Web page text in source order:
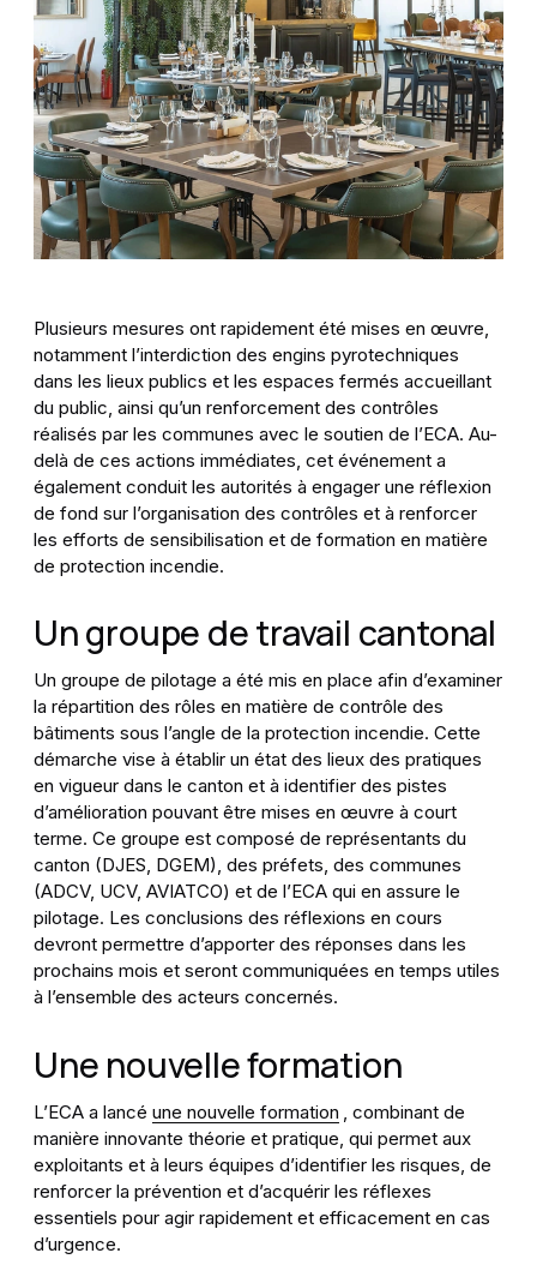
Plusieurs mesures ont rapidement été mises en œuvre,
notamment l’interdiction des engins pyrotechniques
dans les lieux publics et les espaces fermés accueillant
du public, ainsi qu’un renforcement des contrôles
réalisés par les communes avec le soutien de l’ECA. Au-
delà de ces actions immédiates, cet événement a
également conduit les autorités à engager une réflexion
de fond sur l’organisation des contrôles et à renforcer
les efforts de sensibilisation et de formation en matière
de protection incendie.
Un groupe de travail cantonal
Un groupe de pilotage a été mis en place afin d’examiner
la répartition des rôles en matière de contrôle des
bâtiments sous l’angle de la protection incendie. Cette
démarche vise à établir un état des lieux des pratiques
en vigueur dans le canton et à identifier des pistes
d’amélioration pouvant être mises en œuvre à court
terme. Ce groupe est composé de représentants du
canton (DJES, DGEM), des préfets, des communes
(ADCV, UCV, AVIATCO) et de l’ECA qui en assure le
pilotage. Les conclusions des réflexions en cours
devront permettre d’apporter des réponses dans les
prochains mois et seront communiquées en temps utiles
à l’ensemble des acteurs concernés.
Une nouvelle formation
L’ECA a lancé une nouvelle formation
, combinant de
manière innovante théorie et pratique, qui permet aux
exploitants et à leurs équipes d’identifier les risques, de
renforcer la prévention et d’acquérir les réflexes
essentiels pour agir rapidement et efficacement en cas
d’urgence.